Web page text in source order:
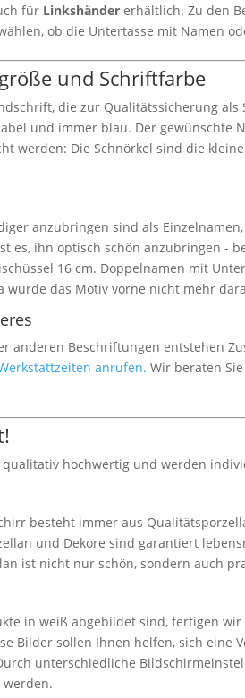
für Linkshänder erhältlich. Zu den
ob die Untertasse mit Namen
und Schriftfarbe
die zur Qualitätssicherung
und immer blau. Der gewünschte
werden: Die Schnörkel sind die
anzubringen sind als
es, ihn optisch schön anzubringen -
16 cm. Doppelnamen mit
würde das Motiv vorne nicht mehr
anderen Beschriftungen entstehen
anrufen. Wir beraten
hochwertig und werden
besteht immer aus
und Dekore sind garantiert
ist nicht nur schön, sondern auch
in weiß abgebildet sind, fertigen
Bilder sollen Ihnen helfen, sich eine
unterschiedliche